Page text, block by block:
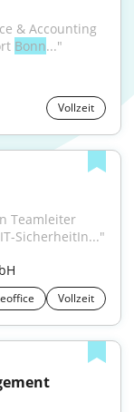
Bonn..."
Vollzeit
SicherheitIn..."
Vollzeit